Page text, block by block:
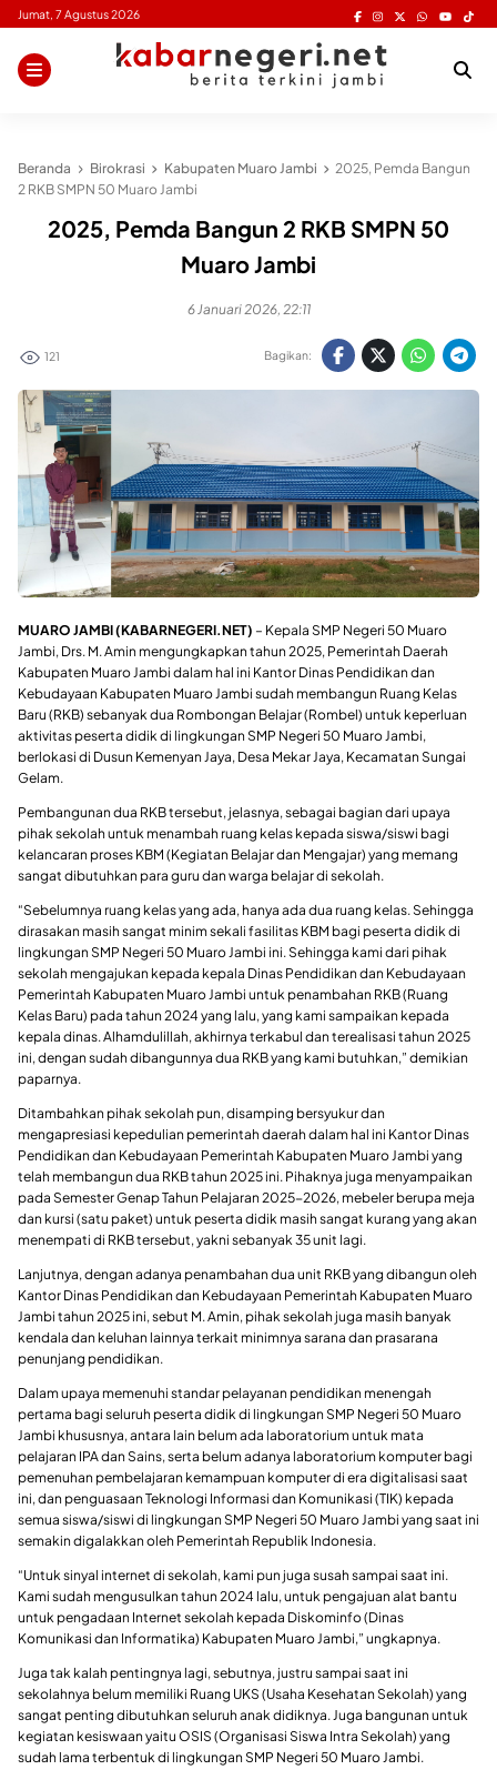
Skip
content
Jumat, 7 Agustus 2026
Beranda Birokrasi Kabupaten Muaro Jambi
2025, Pemda Bangun
2 RKB SMPN 50 Muaro Jambi
2025, Pemda Bangun 2 RKB SMPN 50
Muaro Jambi
6 Januari 2026, 22:11
121 Bagikan:
MUARO JAMBI (KABARNEGERI.NET) – Kepala SMP Negeri 50 Muaro
Jambi, Drs. M. Amin mengungkapkan tahun 2025, Pemerintah Daerah
Kabupaten Muaro Jambi dalam hal ini Kantor Dinas Pendidikan dan
Kebudayaan Kabupaten Muaro Jambi sudah membangun Ruang Kelas
Baru (RKB) sebanyak dua Rombongan Belajar (Rombel) untuk keperluan
aktivitas peserta didik di lingkungan SMP Negeri 50 Muaro Jambi,
berlokasi di Dusun Kemenyan Jaya, Desa Mekar Jaya, Kecamatan Sungai
Gelam.
Pembangunan dua RKB tersebut, jelasnya, sebagai bagian dari upaya
pihak sekolah untuk menambah ruang kelas kepada siswa/siswi bagi
kelancaran proses KBM (Kegiatan Belajar dan Mengajar) yang memang
sangat dibutuhkan para guru dan warga belajar di sekolah.
“Sebelumnya ruang kelas yang ada, hanya ada dua ruang kelas. Sehingga
dirasakan masih sangat minim sekali fasilitas KBM bagi peserta didik di
lingkungan SMP Negeri 50 Muaro Jambi ini. Sehingga kami dari pihak
sekolah mengajukan kepada kepala Dinas Pendidikan dan Kebudayaan
Pemerintah Kabupaten Muaro Jambi untuk penambahan RKB (Ruang
Kelas Baru) pada tahun 2024 yang lalu, yang kami sampaikan kepada
kepala dinas. Alhamdulillah, akhirnya terkabul dan terealisasi tahun 2025
ini, dengan sudah dibangunnya dua RKB yang kami butuhkan,” demikian
paparnya.
Ditambahkan pihak sekolah pun, disamping bersyukur dan
mengapresiasi kepedulian pemerintah daerah dalam hal ini Kantor Dinas
Pendidikan dan Kebudayaan Pemerintah Kabupaten Muaro Jambi yang
telah membangun dua RKB tahun 2025 ini. Pihaknya juga menyampaikan
pada Semester Genap Tahun Pelajaran 2025-2026, mebeler berupa meja
dan kursi (satu paket) untuk peserta didik masih sangat kurang yang akan
menempati di RKB tersebut, yakni sebanyak 35 unit lagi.
Lanjutnya, dengan adanya penambahan dua unit RKB yang dibangun oleh
Kantor Dinas Pendidikan dan Kebudayaan Pemerintah Kabupaten Muaro
Jambi tahun 2025 ini, sebut M. Amin, pihak sekolah juga masih banyak
kendala dan keluhan lainnya terkait minimnya sarana dan prasarana
penunjang pendidikan.
Dalam upaya memenuhi standar pelayanan pendidikan menengah
pertama bagi seluruh peserta didik di lingkungan SMP Negeri 50 Muaro
Jambi khususnya, antara lain belum ada laboratorium untuk mata
pelajaran IPA dan Sains, serta belum adanya laboratorium komputer bagi
pemenuhan pembelajaran kemampuan komputer di era digitalisasi saat
ini, dan penguasaan Teknologi Informasi dan Komunikasi (TIK) kepada
semua siswa/siswi di lingkungan SMP Negeri 50 Muaro Jambi yang saat ini
semakin digalakkan oleh Pemerintah Republik Indonesia.
“Untuk sinyal internet di sekolah, kami pun juga susah sampai saat ini.
Kami sudah mengusulkan tahun 2024 lalu, untuk pengajuan alat bantu
untuk pengadaan Internet sekolah kepada Diskominfo (Dinas
Komunikasi dan Informatika) Kabupaten Muaro Jambi,” ungkapnya.
Juga tak kalah pentingnya lagi, sebutnya, justru sampai saat ini
sekolahnya belum memiliki Ruang UKS (Usaha Kesehatan Sekolah) yang
sangat penting dibutuhkan seluruh anak didiknya. Juga bangunan untuk
kegiatan kesiswaan yaitu OSIS (Organisasi Siswa Intra Sekolah) yang
sudah lama terbentuk di lingkungan SMP Negeri 50 Muaro Jambi.